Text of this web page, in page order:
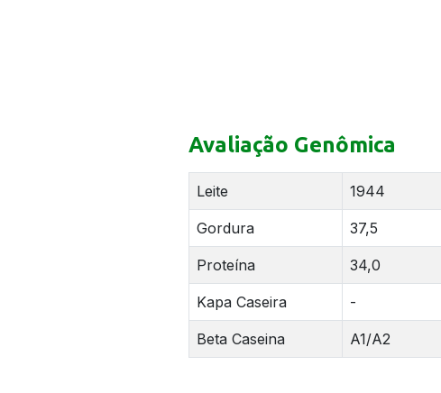
Avaliação Genômica
Leite 1944
Gordura 37,5
Proteína 34,0
Kapa Caseira -
Beta Caseina A1/A2